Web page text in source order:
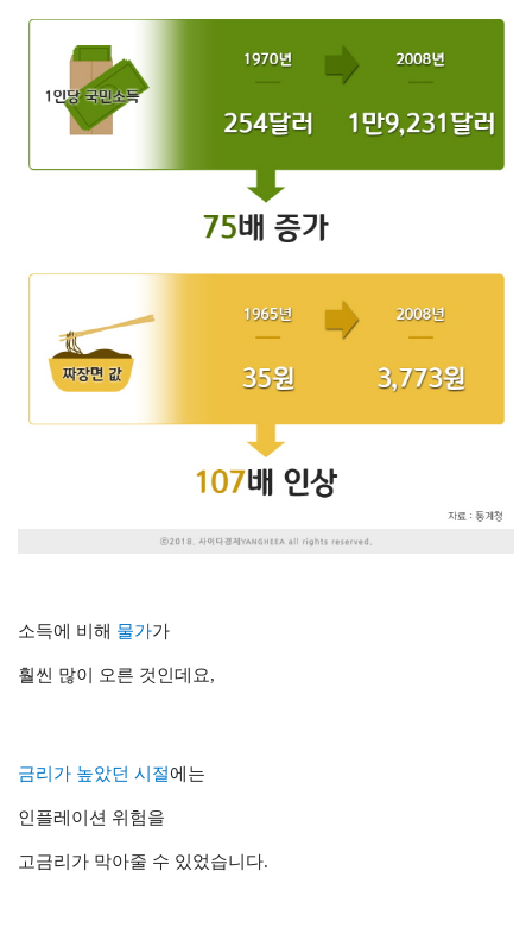
소득에 비해 물가가
훨씬 많이 오른 것인데요,
금리가 높았던 시절에는
인플레이션 위험을
고금리가 막아줄 수 있었습니다.